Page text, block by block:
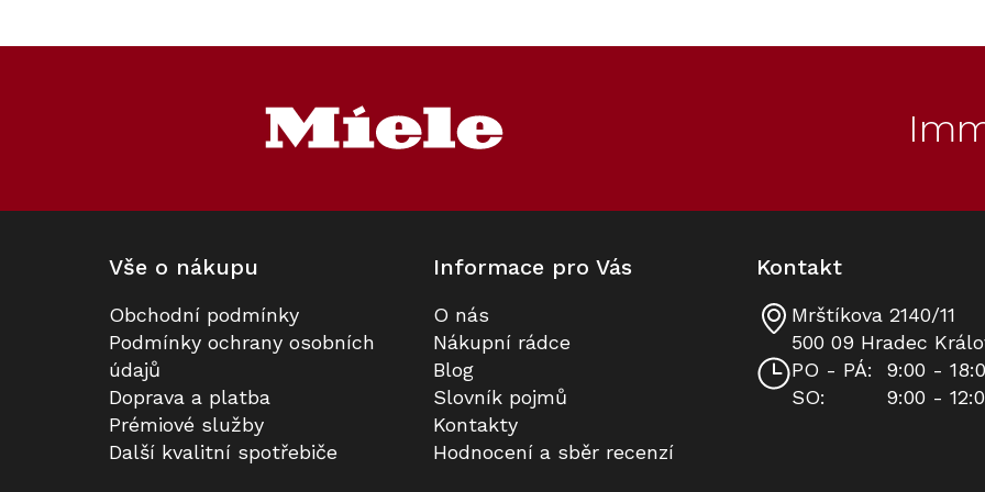
Indukční deska MIELE KM 8695
FL (bez rámečku)
Skladem v Miele
81 990 Kč
Indukční deska MIELE KM 8695
FL MattFinish (bez rámečku)
Na dotaz
86 990 Kč
Nádobí Miele KMTS 8602 -
Startovací sada M Sense (2dílná)
Do 14 dní
15 490 Kč
Pánev Miele KMBP 8528 - M
Sense s nepřilnavým povrchem
(průměr 28 cm)
Na dotaz
7 990 Kč
Vše o nákupu
Obchodní podmínky
Podmínky ochrany osobních
údajů
Doprava a platba
Prémiové služby
Další kvalitní spotřebiče
Informace pro Vás
O nás
Nákupní rádce
Blog
Slovník pojmů
Kontakty
Hodnocení a sběr recenzí
Kontakt
Mrštíkova 2140/11
500 09 Hradec
PO - PÁ:
9:00 -
SO:
9:00 -